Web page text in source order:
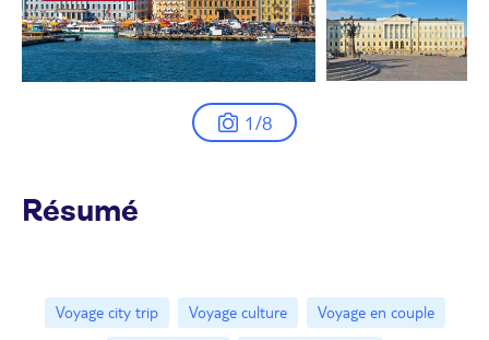
1/8
Résumé
Voyage city trip Voyage culture
Voyage en couple